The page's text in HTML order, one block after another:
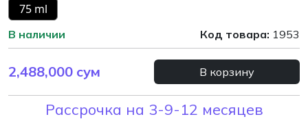
75 ml
В наличии Код товара: 1953
2,488,000 сум В корзину
Рассрочка на 3-9-12 месяцев